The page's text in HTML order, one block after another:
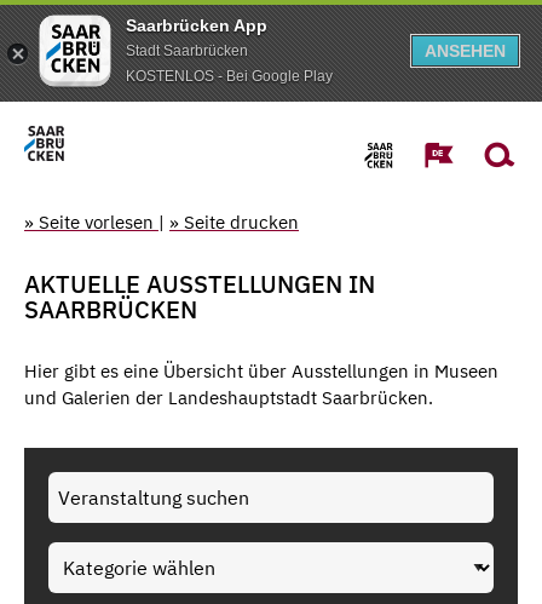
Saarbrücken App
Stadt Saarbrücken
KOSTENLOS - Bei Google Play
ANSEHEN
» Seite vorlesen | » Seite drucken
AKTUELLE AUSSTELLUNGEN IN
SAARBRÜCKEN
Hier gibt es eine Übersicht über Ausstellungen in Museen
und Galerien der Landeshauptstadt Saarbrücken.